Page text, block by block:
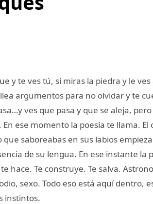
y te ves tú, si miras la piedra y le ves
argumentos para no olvidar y te
ves que pasa y que se aleja, pero
ese momento la poesía te llama. El
saboreabas en sus labios
de su lengua. En ese instante la
hace. Te construye. Te salva.
sexo. Todo eso está aquí dentro,
instintos.